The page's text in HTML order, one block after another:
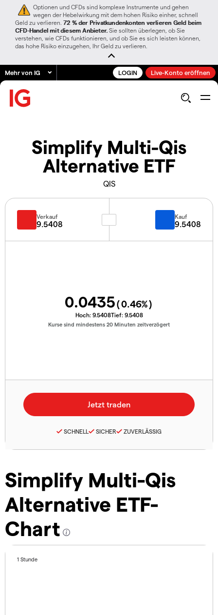
Optionen und CFDs sind komplexe Instrumente und gehen
wegen der Hebelwirkung mit dem hohen Risiko einher, schnell
Geld zu verlieren. 72 % der Privatkundenkonten verlieren Geld beim
CFD-Handel mit diesem Anbieter. Sie sollten überlegen, ob Sie
verstehen, wie CFDs funktionieren, und ob Sie es sich leisten können,
das hohe Risiko einzugehen, Ihr Geld zu verlieren.
Mehr von IG LOGIN Live-Konto eröffnen
Simplify Multi-Qis
Alternative ETF
QIS
Simplify Multi-Qis
Alternative ETF-
Chart
1 Stunde
Verkauf
9.5408
Kauf
9.5408
0.0435(0.46%)
Hoch: 9.5408Tief: 9.5408
Kurse sind mindestens 20 Minuten zeitverzögert
SCHNELL SICHER ZUVERLÄSSIG